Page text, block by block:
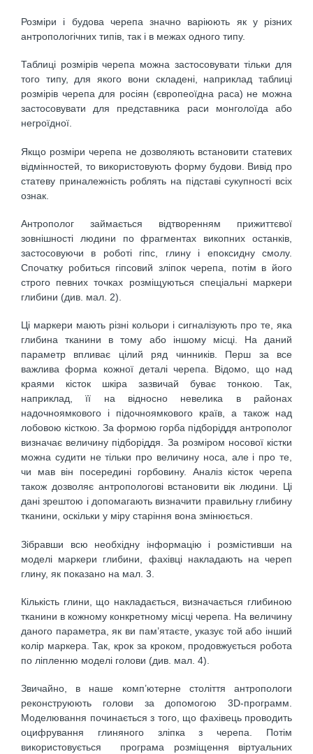
Розміри і будова черепа значно варіюють як у різних
антропологічних типів, так і в межах одного типу.
Таблиці розмірів черепа можна застосовувати тільки для
того типу, для якого вони складені, наприклад таблиці
розмірів черепа для росіян (європеоїдна раса) не можна
застосовувати для представника раси монголоїда або
негроїдної.
Якщо розміри черепа не дозволяють встановити статевих
відмінностей, то використовують форму будови. Вивід про
статеву приналежність роблять на підставі сукупності всіх
ознак.
Антрополог займається відтворенням прижиттєвої
зовнішності людини по фрагментах викопних останків,
застосовуючи в роботі гіпс, глину і епоксидну смолу.
Спочатку робиться гіпсовий зліпок черепа, потім в його
строго певних точках розміщуються спеціальні маркери
глибини (див. мал. 2).
Ці маркери мають різні кольори і сигналізують про те, яка
глибина тканини в тому або іншому місці. На даний
параметр впливає цілий ряд чинників. Перш за все
важлива форма кожної деталі черепа. Відомо, що над
краями кісток шкіра зазвичай буває тонкою. Так,
наприклад, її на відносно невелика в районах
надочноямкового і підочноямкового країв, а також над
лобовою кісткою. За формою горба підборіддя антрополог
визначає величину підборіддя. За розміром носової кістки
можна судити не тільки про величину носа, але і про те,
чи мав він посередині горбовину. Аналіз кісток черепа
також дозволяє антропологові встановити вік людини. Ці
дані зрештою і допомагають визначити правильну глибину
тканини, оскільки у міру старіння вона змінюється.
Зібравши всю необхідну інформацію і розмістивши на
моделі маркери глибини, фахівці накладають на череп
глину, як показано на мал. 3.
Кількість глини, що накладається, визначається глибиною
тканини в кожному конкретному місці черепа. На величину
даного параметра, як ви пам’ятаєте, указує той або інший
колір маркера. Так, крок за кроком, продовжується робота
по ліпленню моделі голови (див. мал. 4).
Звичайно, в наше комп’ютерне століття антропологи
реконструюють голови за допомогою 3D-программ.
Моделювання починається з того, що фахівець проводить
оцифрування глиняного зліпка з черепа. Потім
використовується програма розміщення віртуальних